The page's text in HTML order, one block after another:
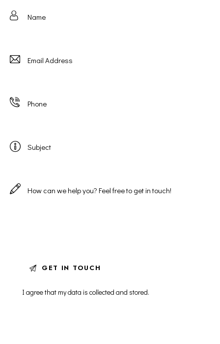
I agree that my data iscollected and stored.